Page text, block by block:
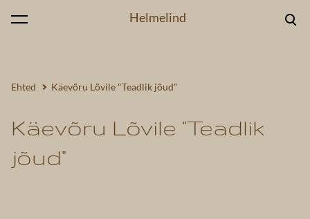
Helmelind
lisati ostukorvi. Vaata ostukorvi
Ehted Käevõru Lõvile "Teadlik jõud"
Käevõru Lõvile "Teadlik
jõud"